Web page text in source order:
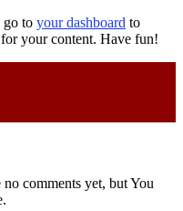
go to your dashboard to
for your content. Have fun!
comments yet, but You